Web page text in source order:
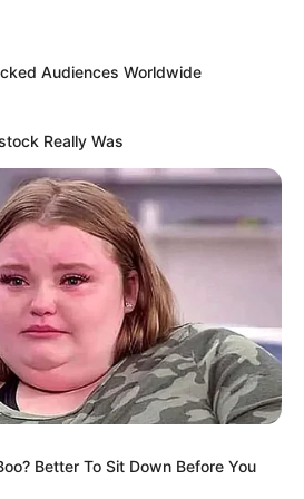
a
Audiences Worldwide
Really Was
Better To Sit Down Before You